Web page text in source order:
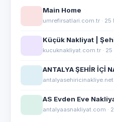
Main Home
umrefirsatlari.com.tr · 25
Küçük Nakliyat |
kucuknakliyat.com.tr ·
ANTALYA ŞEHİR İÇİ
antalyasehiricinakliye.net
AS Evden Eve
antalyaasnakliyat.com ·